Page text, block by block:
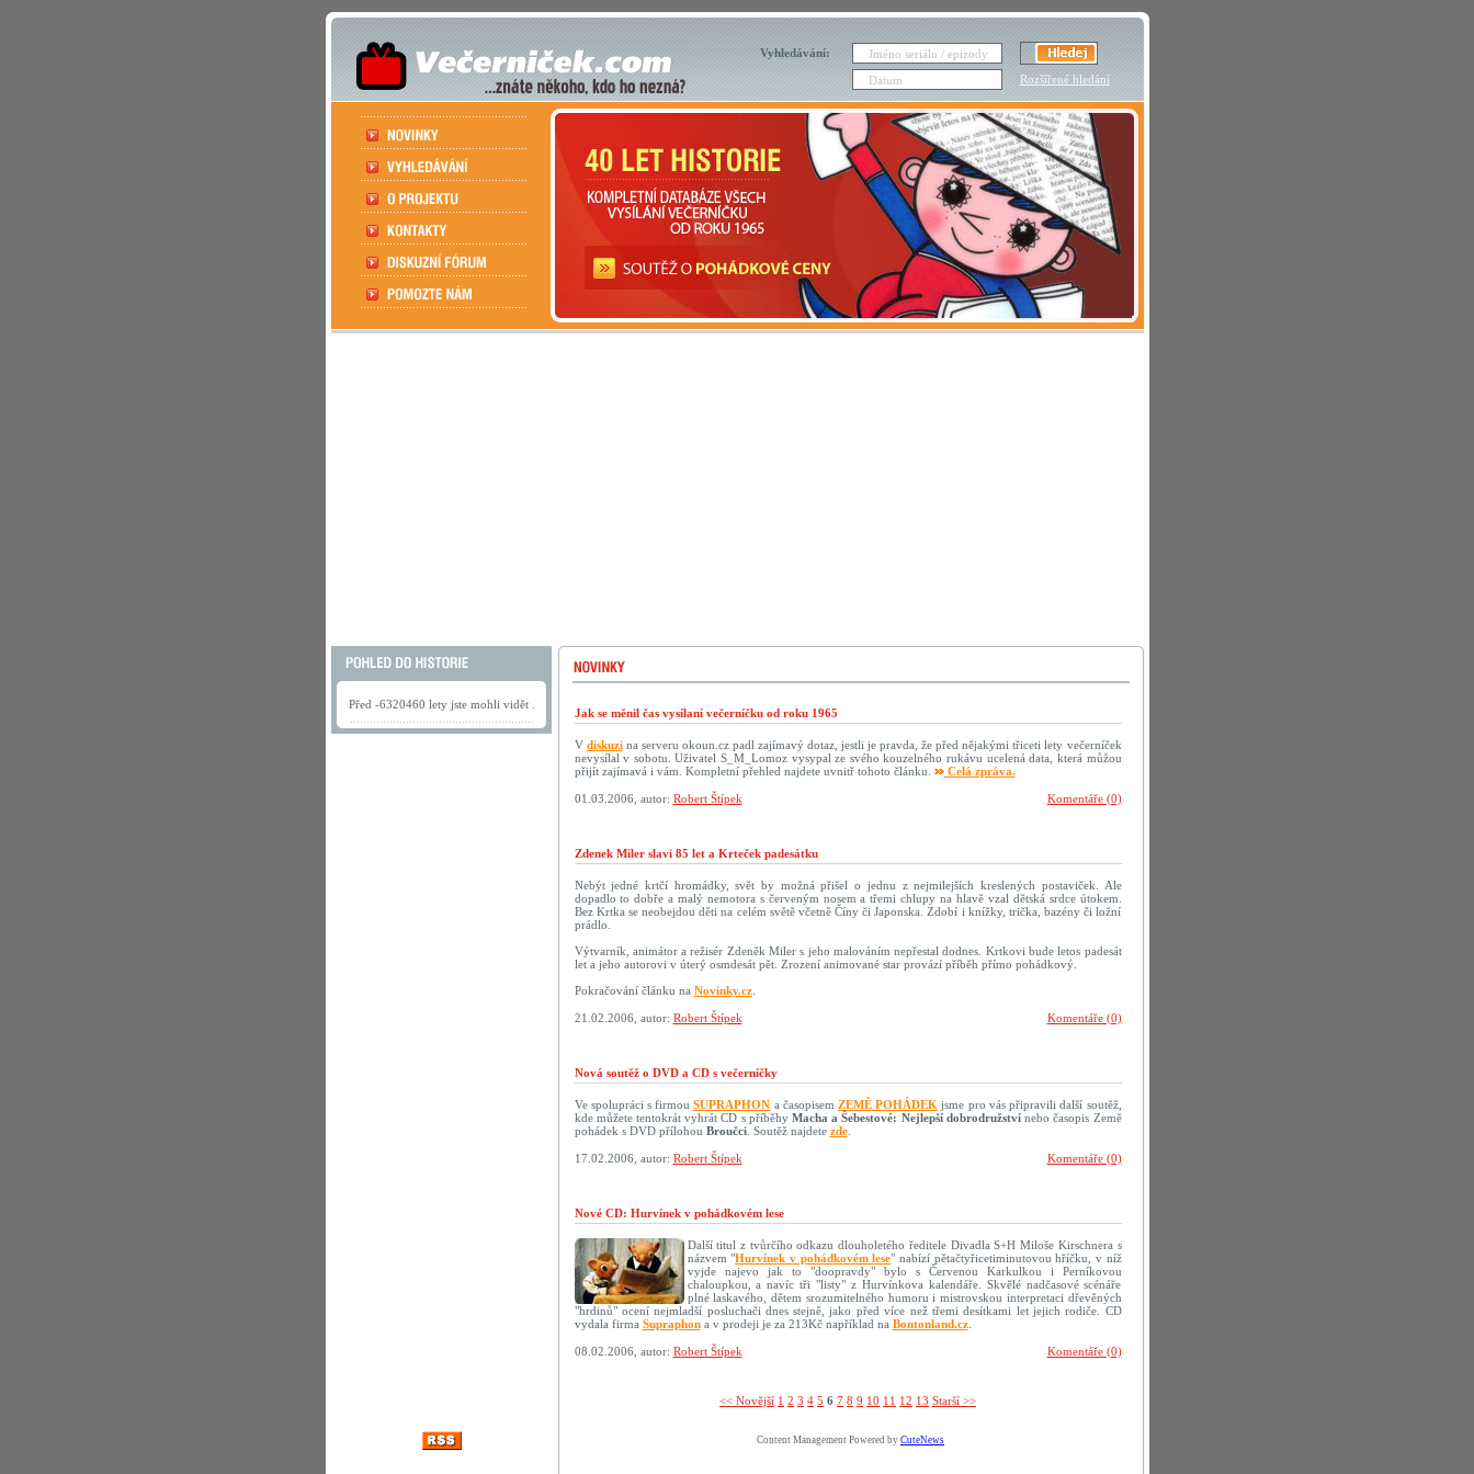
Vyhledávání:
Rozšířené hledání
Před -6320460 lety jste mohli vidět .
Jak se měnil čas vysílaní večerníčku od roku 1965
V diskuzina serveru okoun.cz padl zajímavý dotaz, jestli je pravda, že před nějakými třiceti lety večerníček
nevysílal v sobotu. Uživatel S_M_Lomoz vysypal ze svého kouzelného rukávu ucelená data, která můžou
přijít zajímavá i vám. Kompletní přehled najdete uvnitř tohoto článku.
Celá zpráva.
Komentáře (0)
01.03.2006, autor: Robert Štípek
Zdenek Miler slavi 85 let a Krteček padesátku
Nebýt jedné krtčí hromádky, svět by možná přišel o jednu z nejmilejších kreslených postaviček. Ale
dopadlo to dobře a malý nemotora s červeným nosem a třemi chlupy na hlavě vzal dětská srdce útokem.
Bez Krtka se neobejdou děti na celém světě včetně Číny či Japonska. Zdobí i knížky, trička, bazény či ložní
prádlo.
Výtvarník, animátor a režisér Zdeněk Miler s jeho malováním nepřestal dodnes. Krtkovi bude letos padesát
let a jeho autorovi v úterý osmdesát pět. Zrození animované star provází příběh přímo pohádkový.
Pokračování článku na Novinky.cz.
Komentáře (0)
21.02.2006, autor: Robert Štípek
Nová soutěž o DVD a CD s večerníčky
Ve spolupráci s firmouSUPRAPHON a časopisemZEMĚ POHÁDEK jsme pro vás připravili další soutěž,
kde můžete tentokrát vyhrát CD s příběhy Macha a Šebestové: Nejlepší dobrodružstvínebo časopis Země
pohádek s DVD přílohou Broučci. Soutěž najdete zde.
Komentáře (0)
17.02.2006, autor: Robert Štípek
Nové CD: Hurvínek v pohádkovém lese
Další titul z tvůrčího odkazu dlouholetého ředitele Divadla S+H Miloše Kirschnera s
názvem "Hurvínek v pohádkovém lese" nabízí pětačtyřicetiminutovou hříčku, v níž
vyjde najevo jak to "doopravdy" bylo s Červenou Karkulkou i Perníkovou
chaloupkou, a navíc tři "listy" z Hurvínkova kalendáře. Skvělé nadčasové scénáře
plné laskavého, dětem srozumitelného humoru i mistrovskou interpretaci dřevěných
"hrdinů" ocení nejmladší posluchači dnes stejně, jako před více než třemi desítkami let jejich rodiče. CD
vydala firma Supraphona v prodeji je za 213Kč například na Bontonland.cz.
Komentáře (0)
08.02.2006, autor: Robert Štípek
<< Novější­ 1 2 3 4 5 6 7 8 9 10 11 12 13 Starší >>
Content Management Powered by CuteNews